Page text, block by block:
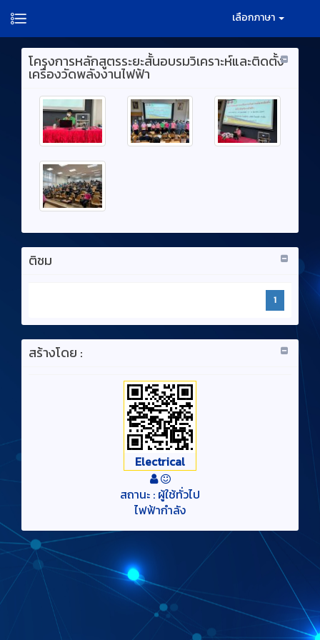
เลือกภาษา
โครงการหลักสูตรระยะสั้นอบรมวิเคราะห์และติดตั้ง
เครื่องวัดพลังงานไฟฟ้า
ติชม
1
สร้างโดย :
Electrical
สถานะ : ผู้ใช้ทั่วไป
ไฟฟ้ากำลัง